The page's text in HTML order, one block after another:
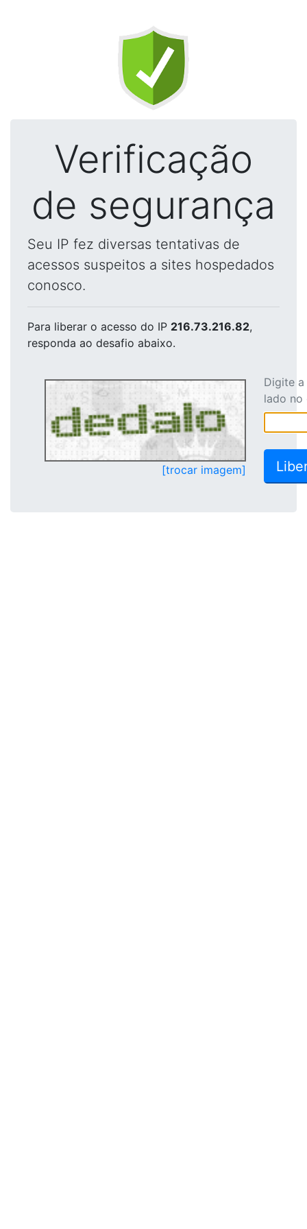
Verificação
de segurança
Seu IP fez diversas tentativas de
acessos suspeitos a sites hospedados
conosco.
Para liberar o acesso do IP 216.73.216.82,
responda ao desafio abaixo.
[trocar imagem]
Digite
lado no